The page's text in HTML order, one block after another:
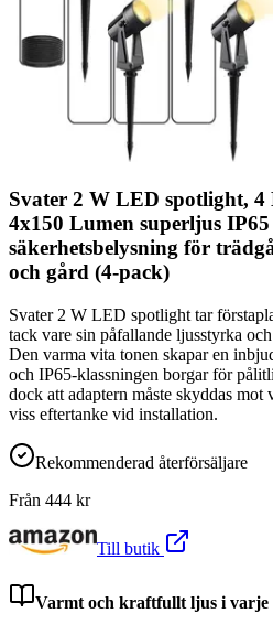
Svater 2 W LED spotlight,
4x150 Lumen superljus
säkerhetsbelysning för
och gård (4-pack)
Svater 2 W LED spotlight tar
tack vare sin påfallande ljusstyrka
Den varma vita tonen skapar en
och IP65-klassningen borgar för
dock att adaptern måste skyddas
viss eftertanke vid installation.
Rekommenderad återförsäljare
Från 444 kr
Till butik
Varmt och kraftfullt ljus i varje